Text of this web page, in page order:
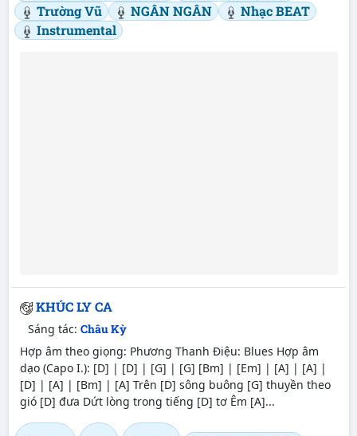
Trường Vũ
NGÂN NGÂN
Nhạc BEAT
Instrumental
KHÚC LY CA
Sáng tác: Châu Kỳ
Hợp âm theo giọng: Phương Thanh Điệu: Blues Hợp âm
dạo (Capo I.): [D] | [D] | [G] | [G] [Bm] | [Em] | [A] | [A] |
[D] | [A] | [Bm] | [A] Trên [D] sông buông [G] thuyền theo
gió [D] đưa Dứt lòng trong tiếng [D] tơ Êm [A]...